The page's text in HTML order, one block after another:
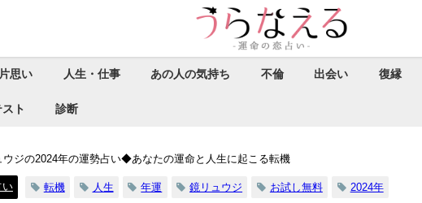
片思い 人生・仕事 あの人の気持ち 不倫 出会い 復縁
ト 診断
ウジの2024年の運勢占い◆あなたの運命と人生に起こる転機
い 転機 人生 年運 鏡リュウジ お試し無料 2024年